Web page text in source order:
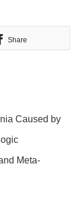
Share
Caused by
Meta-